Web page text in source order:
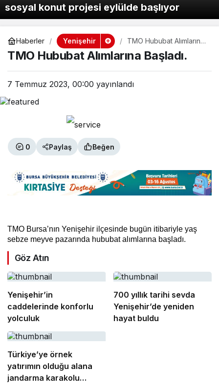
sosyal konut projesi eylülde başlıyor
Haberler Yenişehir
TMO Hububat Alımlarına
TMO Hububat Alımlarına Başladı.
7 Temmuz 2023, 00:00 yayınlandı
0 Paylaş Beğen
TMO Bursa’nın Yenişehir ilçesinde bugün itibariyle yaş
sebze meyve pazarında hububat alımlarına başladı.
Göz Atın
Yenişehir’in
caddelerinde konforlu
yolculuk
700 yıllık tarihi sevda
Yenişehir’de yeniden
hayat buldu
Türkiye’ye örnek
yatırımın olduğu alana
jandarma karakolu